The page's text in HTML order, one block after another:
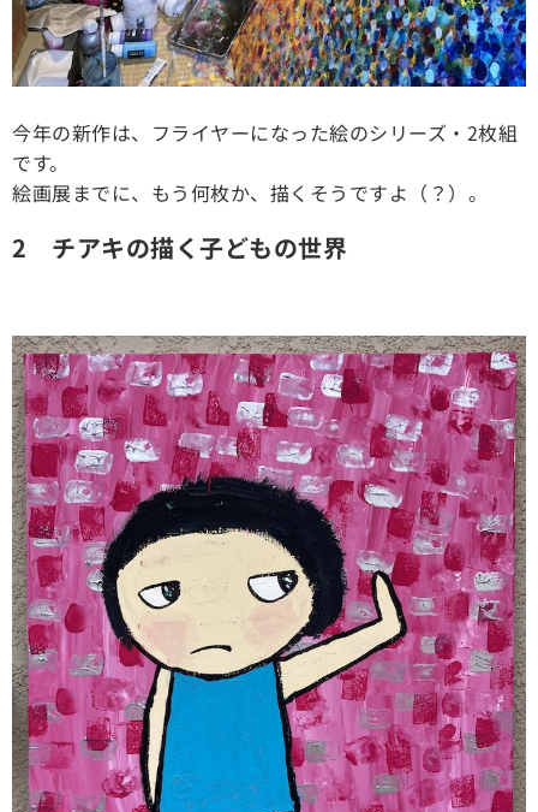
今年の新作は、フライヤーになった絵のシリーズ・2枚組
です。
絵画展までに、もう何枚か、描くそうですよ（？）。
2 チアキの描く子どもの世界